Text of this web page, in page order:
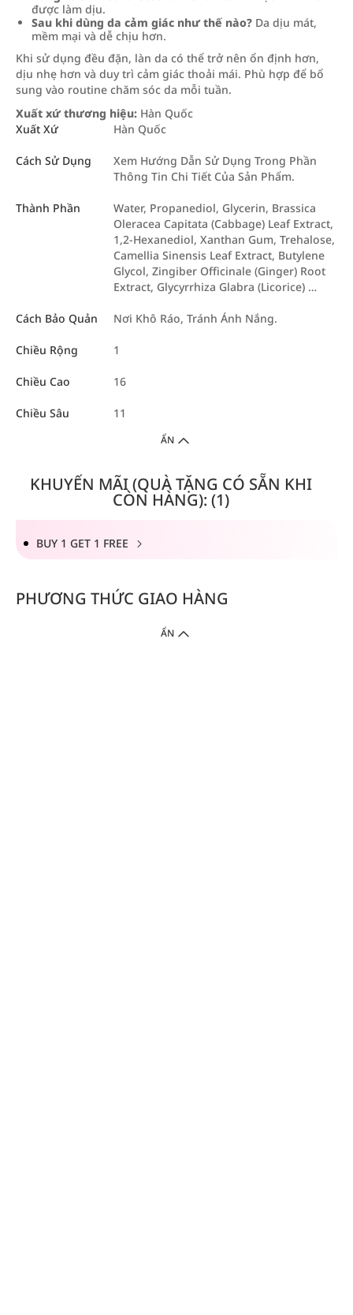
được làm dịu.
Sau khi dùng da cảm giác như thế nào? Da dịu mát,
mềm mại và dễ chịu hơn.
Khi sử dụng đều đặn, làn da có thể trở nên ổn định hơn,
dịu nhẹ hơn và duy trì cảm giác thoải mái. Phù hợp để bổ
sung vào routine chăm sóc da mỗi tuần.
Xuất xứ thương hiệu: Hàn Quốc
Xuất Xứ
Hàn Quốc
Cách Sử Dụng
Xem Hướng Dẫn Sử Dụng Trong Phần
Thông Tin Chi Tiết Của Sản Phẩm.
Thành Phần
Water, Propanediol, Glycerin, Brassica
Oleracea Capitata (Cabbage) Leaf Extract,
1,2-Hexanediol, Xanthan Gum, Trehalose,
Camellia Sinensis Leaf Extract, Butylene
Glycol, Zingiber Officinale (Ginger) Root
Extract, Glycyrrhiza Glabra (Licorice) …
Cách Bảo Quản Nơi Khô Ráo, Tránh Ánh Nắng.
Chiều Rộng 1
Chiều Cao 16
Chiều Sâu 11
ẨN
KHUYẾN MÃI (QUÀ TẶNG CÓ SẴN KHI
CÒN HÀNG): (1)
BUY 1 GET 1 FREE
PHƯƠNG THỨC GIAO HÀNG
ẨN